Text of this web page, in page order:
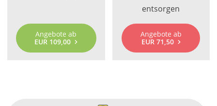
Angebote ab
EUR 109,00
entsorgen
Angebote ab
EUR 71,50